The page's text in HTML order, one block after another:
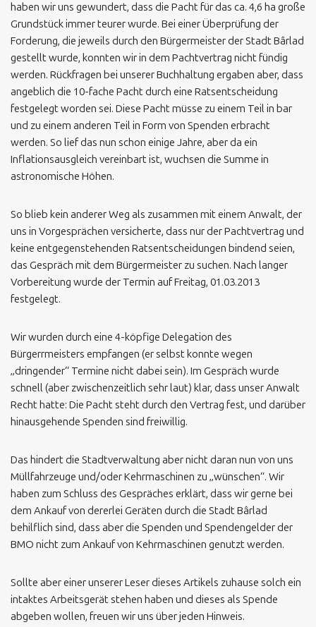
haben wir uns gewundert, dass die Pacht für das ca. 4,6 ha große
Grundstück immer teurer wurde. Bei einer Überprüfung der
Forderung, die jeweils durch den Bürgermeister der Stadt Bârlad
gestellt wurde, konnten wir in dem Pachtvertrag nicht fündig
werden. Rückfragen bei unserer Buchhaltung ergaben aber, dass
angeblich die 10-fache Pacht durch eine Ratsentscheidung
festgelegt worden sei. Diese Pacht müsse zu einem Teil in bar
und zu einem anderen Teil in Form von Spenden erbracht
werden. So lief das nun schon einige Jahre, aber da ein
Inflationsausgleich vereinbart ist, wuchsen die Summe in
astronomische Höhen.
So blieb kein anderer Weg als zusammen mit einem Anwalt, der
uns in Vorgesprächen versicherte, dass nur der Pachtvertrag und
keine entgegenstehenden Ratsentscheidungen bindend seien,
das Gespräch mit dem Bürgermeister zu suchen. Nach langer
Vorbereitung wurde der Termin auf Freitag, 01.03.2013
festgelegt.
Wir wurden durch eine 4-köpfige Delegation des
Bürgerrmeisters empfangen (er selbst konnte wegen
„dringender“ Termine nicht dabei sein). Im Gespräch wurde
schnell (aber zwischenzeitlich sehr laut) klar, dass unser Anwalt
Recht hatte: Die Pacht steht durch den Vertrag fest, und darüber
hinausgehende Spenden sind freiwillig.
Das hindert die Stadtverwaltung aber nicht daran nun von uns
Müllfahrzeuge und/oder Kehrmaschinen zu „wünschen“. Wir
haben zum Schluss des Gespräches erklärt, dass wir gerne bei
dem Ankauf von dererlei Geräten durch die Stadt Bârlad
behilflich sind, dass aber die Spenden und Spendengelder der
BMO nicht zum Ankauf von Kehrmaschinen genutzt werden.
Sollte aber einer unserer Leser dieses Artikels zuhause solch ein
intaktes Arbeitsgerät stehen haben und dieses als Spende
abgeben wollen, freuen wir uns über jeden Hinweis.